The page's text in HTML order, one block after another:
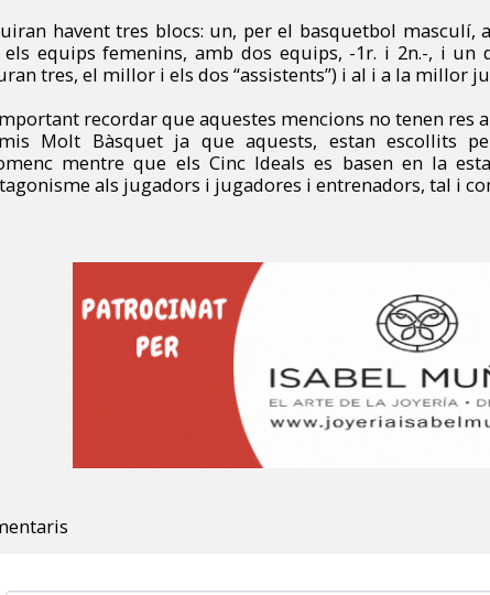
havent tres blocs: un, per el basquetbol masculí,
els equips femenins, amb dos equips, -1r. i 2n.-, i un
tres, el millor i els dos “assistents”) i al i a la millor
recordar que aquestes mencions no tenen res
Molt Bàsquet ja que aquests, estan escollits
mentre que els Cinc Ideals es basen en la
als jugadors i jugadores i entrenadors, tal i